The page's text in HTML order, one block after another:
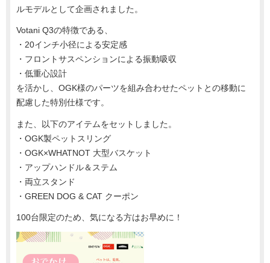
ルモデルとして企画されました。
Votani Q3の特徴である、
・20インチ小径による安定感
・フロントサスペンションによる振動吸収
・低重心設計
を活かし、OGK様のパーツを組み合わせたペットとの移動に
配慮した特別仕様です。
また、以下のアイテムをセットしました。
・OGK製ペットスリング
・OGK×WHATNOT 大型バスケット
・アップハンドル＆ステム
・両立スタンド
・GREEN DOG & CAT クーポン
100台限定のため、気になる方はお早めに！